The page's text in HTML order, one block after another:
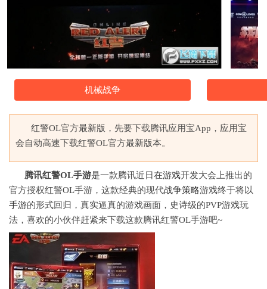
机械战争
红警OL官方最新版，先要下载腾讯应用宝App，应用宝
会自动高速下载红警OL官方最新版本。
腾讯红警OL手游是一款腾讯近日在游戏开发大会上推出的
官方授权红警OL手游，这款经典的现代战争策略游戏终于将以
手游的形式回归，真实逼真的游戏画面，史诗级的PVP游戏玩
法，喜欢的小伙伴赶紧来下载这款腾讯红警OL手游吧~